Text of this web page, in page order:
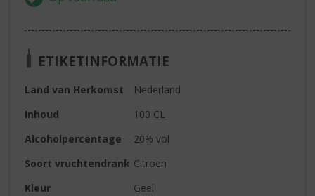
ETIKETINFORMATIE
Land van Herkomst
Nederland
Inhoud
100 CL
Alcoholpercentage
20% vol
Soort vruchtendrank Citroen
Kleur
Geel